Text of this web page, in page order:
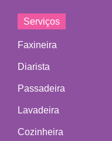
Serviços
Faxineira
Diarista
Passadeira
Lavadeira
Cozinheira